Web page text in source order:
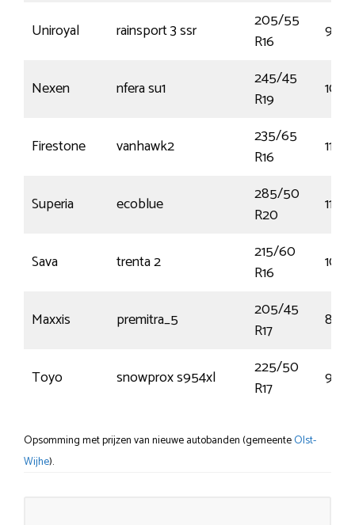
Uniroyal rainsport 3 ssr
205/55
R16
91W
Nexen nfera su1
245/45
R19
102Y
Firestone vanhawk2
235/65
R16
115R
Superia ecoblue
285/50
R20
116W
Sava trenta 2
215/60
R16
103T
Maxxis premitra_5
205/45
R17
88W
Toyo snowprox s954xl
225/50
R17
98V
Opsomming met prijzen van nieuwe autobanden (gemeenteOlst-
Wijhe).